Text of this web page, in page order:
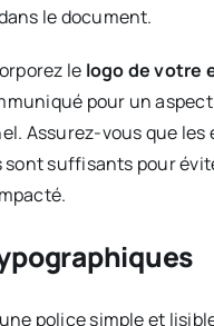
le document.
le logo de votre
pour un aspect
Assurez-vous que les
sont suffisants pour
police simple et